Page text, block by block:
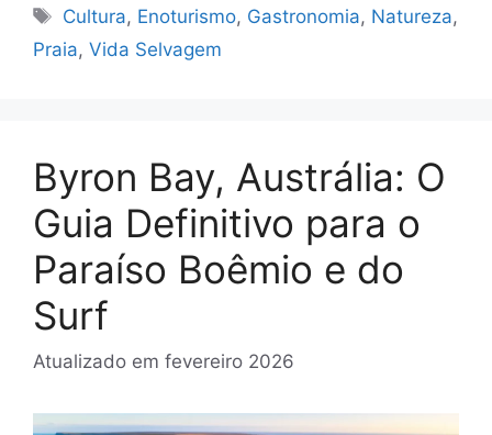
Tags
Cultura, Enoturismo, Gastronomia, Natureza,
Praia, Vida Selvagem
Byron Bay, Austrália: O
Guia Definitivo para o
Paraíso Boêmio e do
Surf
Atualizado em fevereiro 2026